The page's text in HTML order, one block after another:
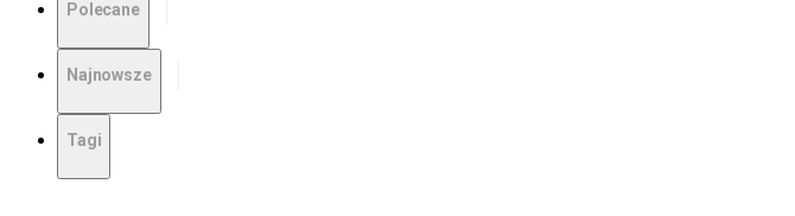
Polecane
Najnowsze
Tagi